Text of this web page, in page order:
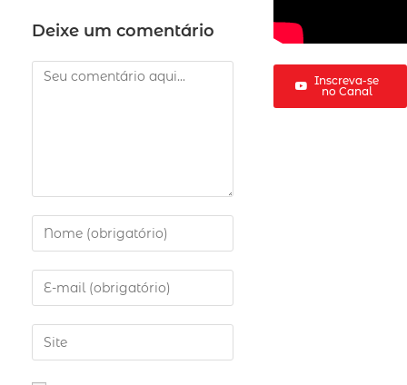
Deixe um comentário
Inscreva-se
no Canal